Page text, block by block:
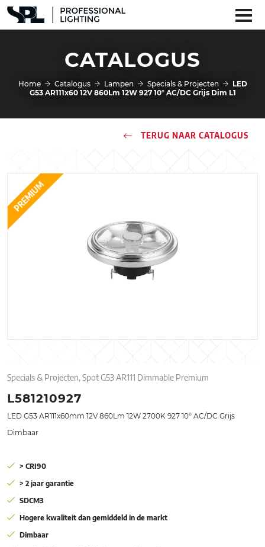
CATALOGUS
Home Catalogus Lampen Specials & Projecten
LED
G53 AR111x60 12V 860Lm 12W 927 10° AC/DC Grijs Dim L1
TERUG NAAR CATALOGUS
PREMIUM
Specials & Projecten, Spot G53 AR111 Dimmable Premium
L581210927
LED G53 AR111x60mm 12V 860Lm 12W 2700K 927 10° AC/DC Grijs
Dimbaar
> CRI90
> 2 jaar garantie
SDCM3
Hogere kwaliteit dan gemiddeld in de markt
Dimbaar